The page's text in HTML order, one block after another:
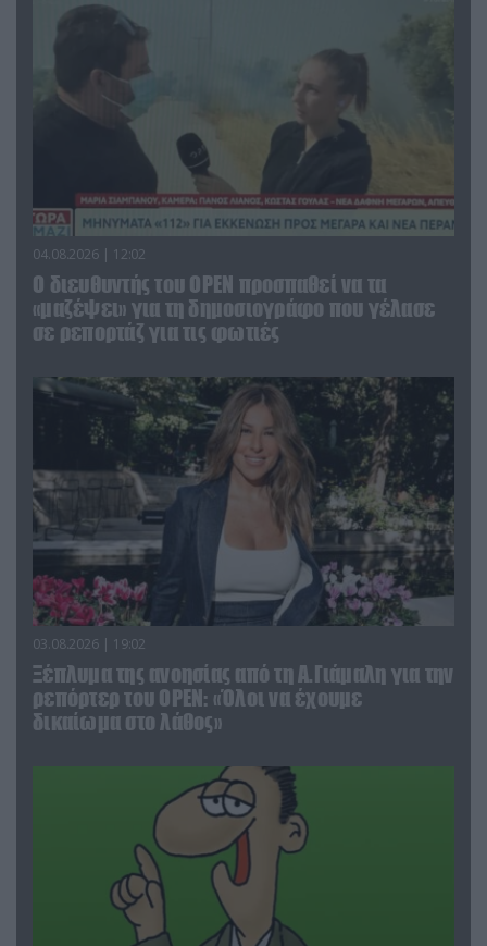
04.08.2026 | 12:02
O διευθυντής του OPEN προσπαθεί να τα
«μαζέψει» για τη δημοσιογράφο που γέλασε
σε ρεπορτάζ για τις φωτιές
03.08.2026 | 19:02
Ξέπλυμα της ανοησίας από τη Α.Γιάμαλη για την
ρεπόρτερ του ΟΡΕΝ: «Όλοι να έχουμε
δικαίωμα στο λάθος»